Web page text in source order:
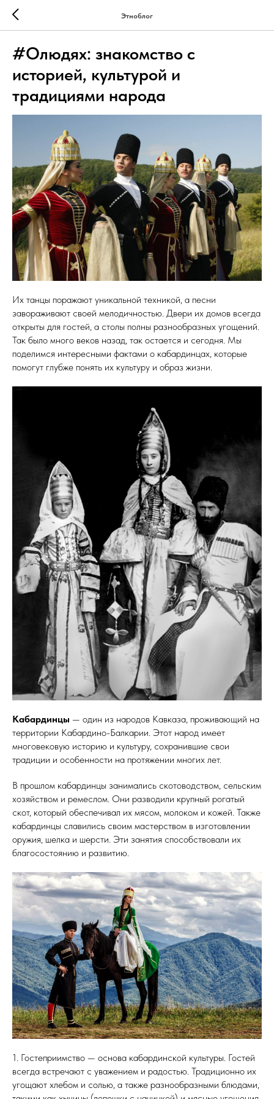
Этноблог
#Олюдях: знакомство с
историей, культурой и
традициями народа
Их танцы поражают уникальной техникой, а песни
завораживают своей мелодичностью. Двери их домов всегда
открыты для гостей, а столы полны разнообразных угощений.
Так было много веков назад, так остается и сегодня. Мы
поделимся интересными фактами о кабардинцах, которые
помогут глубже понять их культуру и образ жизни.
Кабардинцы — один из народов Кавказа, проживающий на
территории Кабардино-Балкарии. Этот народ имеет
многовековую историю и культуру, сохранившие свои
традиции и особенности на протяжении многих лет.
В прошлом кабардинцы занимались скотоводством, сельским
хозяйством и ремеслом. Они разводили крупный рогатый
скот, который обеспечивал их мясом, молоком и кожей. Также
кабардинцы славились своим мастерством в изготовлении
оружия, шелка и шерсти. Эти занятия способствовали их
благосостоянию и развитию.
1. Гостеприимство — основа кабардинской культуры. Гостей
всегда встречают с уважением и радостью. Традиционно их
угощают хлебом и солью, а также разнообразными блюдами,